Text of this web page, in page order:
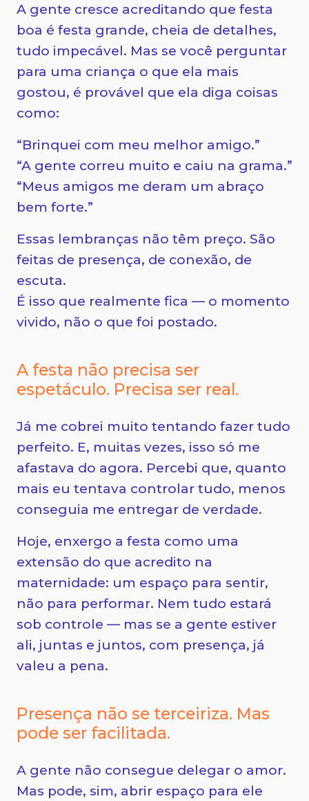
A gente cresce acreditando que festa
boa é festa grande, cheia de detalhes,
tudo impecável. Mas se você perguntar
para uma criança o que ela mais
gostou, é provável que ela diga coisas
como:
“Brinquei com meu melhor amigo.”
“A gente correu muito e caiu na grama.”
“Meus amigos me deram um abraço
bem forte.”
Essas lembranças não têm preço. São
feitas de presença, de conexão, de
escuta.
É isso que realmente fica — o momento
vivido, não o que foi postado.
A festa não precisa ser
espetáculo. Precisa ser real.
Já me cobrei muito tentando fazer tudo
perfeito. E, muitas vezes, isso só me
afastava do agora. Percebi que, quanto
mais eu tentava controlar tudo, menos
conseguia me entregar de verdade.
Hoje, enxergo a festa como uma
extensão do que acredito na
maternidade: um espaço para sentir,
não para performar. Nem tudo estará
sob controle — mas se a gente estiver
ali, juntas e juntos, com presença, já
valeu a pena.
Presença não se terceiriza. Mas
pode ser facilitada.
A gente não consegue delegar o amor.
Mas pode, sim, abrir espaço para ele